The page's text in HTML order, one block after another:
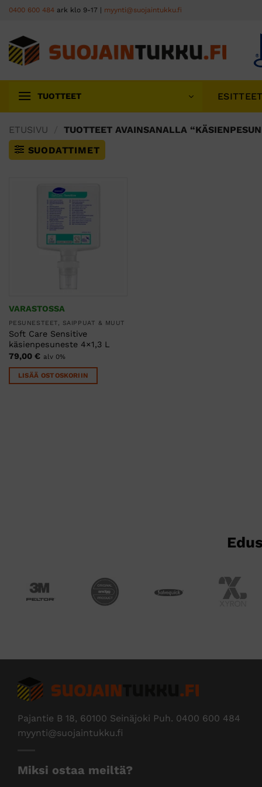
Skip
content
0400 600 484 ark klo 9-17 | myynti@suojaintukku.fi
TUOTTEET ESITTEET
ETUSIVU
TUOTTEET AVAINSANALLA
SUODATTIMET
VARASTOSSA
PESUNESTEET, SAIPPUAT & MUUT
Soft Care Sensitive
käsienpesuneste 4×1,3 L
79,00 € alv 0%
LISÄÄ OSTOSKORIIN
Pajantie B 18, 60100 Seinäjoki Puh. 0400 600 484
myynti@suojaintukku.fi
Miksi ostaa meiltä?